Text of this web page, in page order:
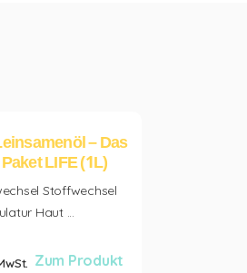
– Das
LIFE (1L)
Stoffwechsel
Haut ...
Zum Produkt